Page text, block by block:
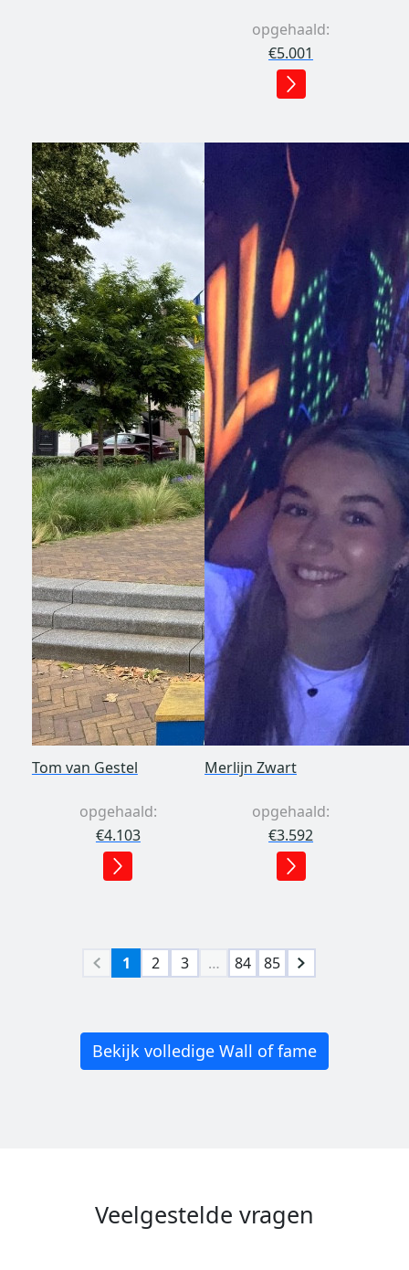
opgehaald:
€5.001
Tom van Gestel
opgehaald:
€4.103
Merlijn Zwart
opgehaald:
€3.592
1 2 3 … 84 85
Bekijk volledige Wall of fame
Veelgestelde vragen